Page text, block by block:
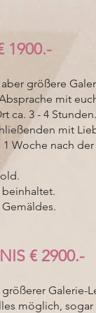
1900.-
größere
mit
ca. 3 - 4 Stunden.
mit
Woche nach
€ 2900.-
Galerie-
möglich,